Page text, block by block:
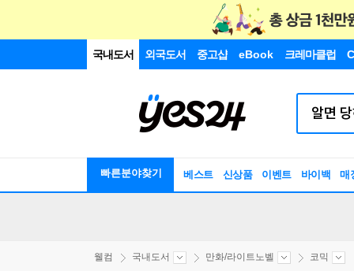
국내도서 외국도서 중고샵 eBook 크레마클럽
빠른분야찾기 베스트 신상품 이벤트 바이백 매
웰컴 국내도서 만화/라이트노벨 코믹